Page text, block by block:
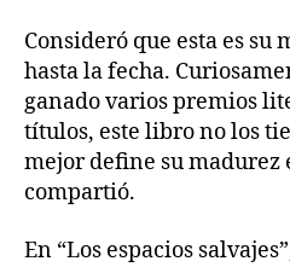
Consideró que esta es su
hasta la fecha.
ganado varios premios
títulos, este libro no los
mejor define su madurez
compartió.
En “Los espacios